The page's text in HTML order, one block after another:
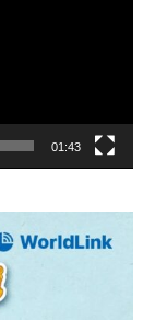
01:43